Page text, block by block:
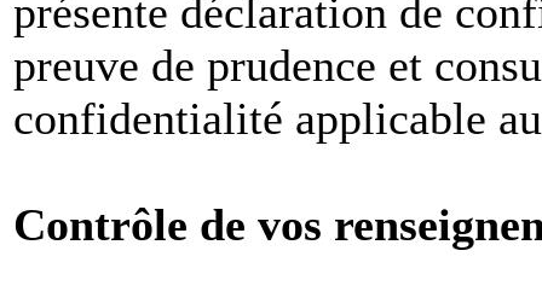
présente déclaration de
preuve de prudence et
confidentialité applicable
Contrôle de vos